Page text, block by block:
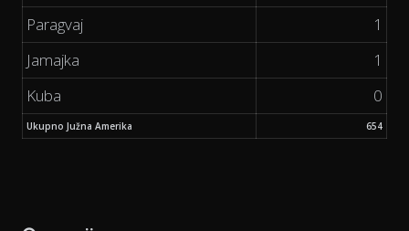
Paragvaj
1
Jamajka
1
Kuba
0
Ukupno Južna Amerika 654